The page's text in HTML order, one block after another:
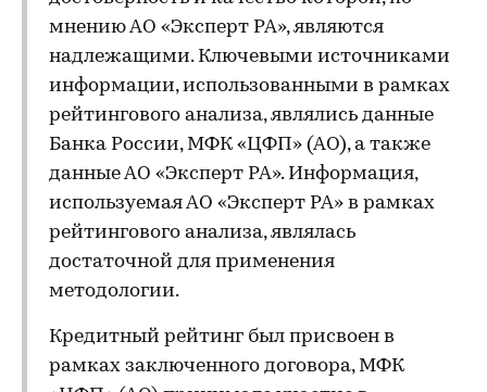
мнению АО «Эксперт РА», являются
надлежащими. Ключевыми источниками
информации, использованными в рамках
рейтингового анализа, являлись данные
Банка России, МФК «ЦФП» (АО), а также
данные АО «Эксперт РА». Информация,
используемая АО «Эксперт РА» в рамках
рейтингового анализа, являлась
достаточной для применения
методологии.
Кредитный рейтинг был присвоен в
рамках заключенного договора, МФК